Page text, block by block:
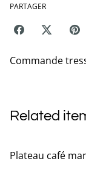
PARTAGER
Commande
Related
Plateau café